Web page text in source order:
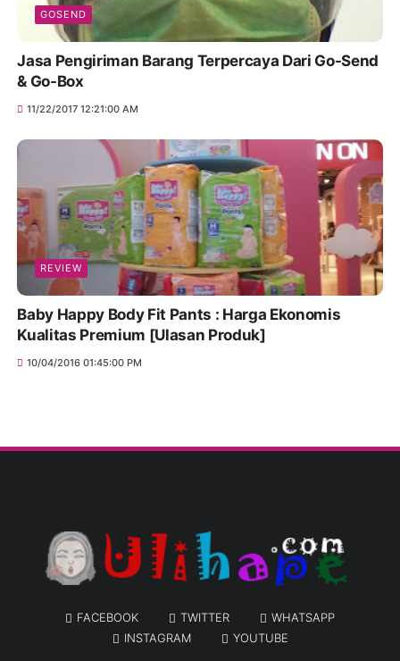
GOSEND
Jasa Pengiriman Barang Terpercaya Dari Go-Send
& Go-Box
11/22/2017 12:21:00 AM
REVIEW
Baby Happy Body Fit Pants : Harga Ekonomis
Kualitas Premium [Ulasan Produk]
10/04/2016 01:45:00 PM
FACEBOOK TWITTER
WHATSAPP
INSTAGRAM
YOUTUBE